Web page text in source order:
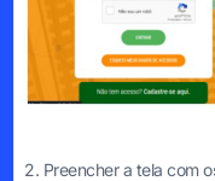
2. Preencher a tela com